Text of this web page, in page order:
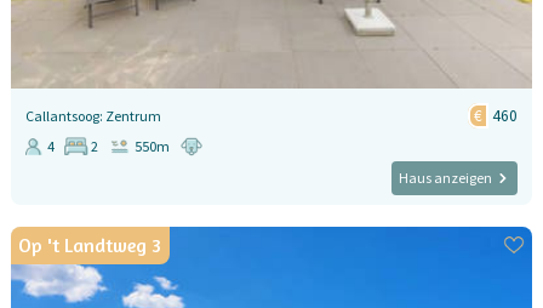
Callantsoog: Zentrum 460
4 2
550m
Haus anzeigen
Op 't Landtweg 3